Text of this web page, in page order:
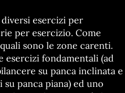
esercizi per
per esercizio. Come
sono le zone carenti.
esercizi fondamentali (ad
su panca inclinata e
panca piana) ed uno